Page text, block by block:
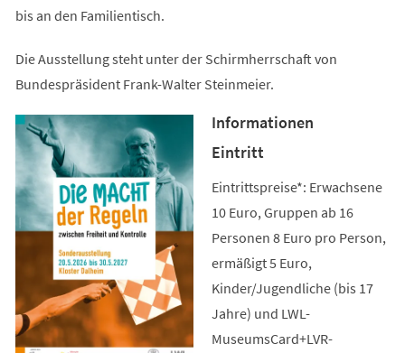
bis an den Familientisch.
Die Ausstellung steht unter der Schirmherrschaft von
Bundespräsident Frank-Walter Steinmeier.
Informationen
Eintritt
Eintrittspreise*: Erwachsene
10 Euro, Gruppen ab 16
Personen 8 Euro pro Person,
ermäßigt 5 Euro,
Kinder/Jugendliche (bis 17
Jahre) und LWL-
MuseumsCard+LVR-